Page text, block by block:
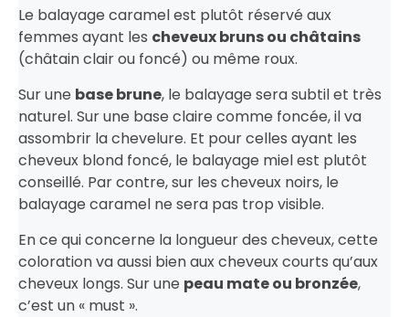
Le balayage caramel est plutôt réservé aux
femmes ayant les cheveux bruns ou châtains
(châtain clair ou foncé) ou même roux.
Sur une base brune, le balayage sera subtil et très
naturel. Sur une base claire comme foncée, il va
assombrir la chevelure. Et pour celles ayant les
cheveux blond foncé, le balayage miel est plutôt
conseillé. Par contre, sur les cheveux noirs, le
balayage caramel ne sera pas trop visible.
En ce qui concerne la longueur des cheveux, cette
coloration va aussi bien aux cheveux courts qu’aux
cheveux longs. Sur une peau mate ou bronzée,
c’est un « must ».